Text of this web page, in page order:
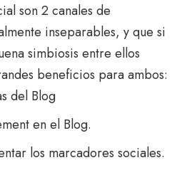
son 2 canales de
inseparables, y que si
simbiosis entre ellos
beneficios para ambos:
del Blog
en el Blog.
los marcadores sociales.